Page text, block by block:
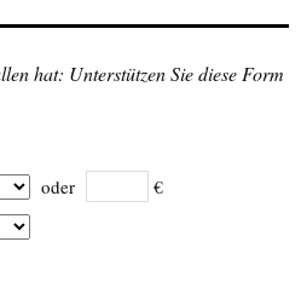
hat: Unterstützen Sie diese Form
oder €